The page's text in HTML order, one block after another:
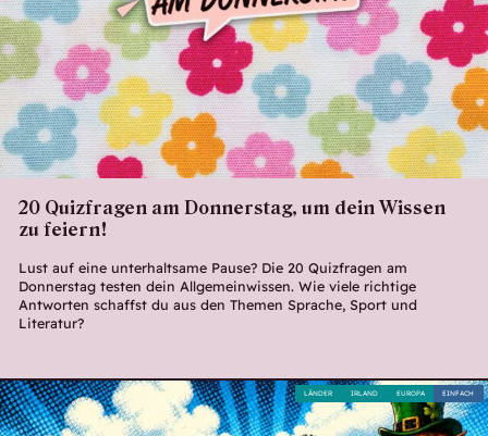
20 Quizfragen am Donnerstag, um dein Wissen
zu feiern!
Lust auf eine unterhaltsame Pause? Die 20 Quizfragen am
Donnerstag testen dein Allgemeinwissen. Wie viele richtige
Antworten schaffst du aus den Themen Sprache, Sport und
Literatur?
EINFACH
EUROPA
IRLAND
LÄNDER